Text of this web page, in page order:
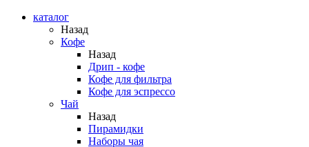
каталог
Назад
Кофе
Назад
Дрип - кофе
Кофе для фильтра
Кофе для эспрессо
Чай
Назад
Пирамидки
Наборы чая